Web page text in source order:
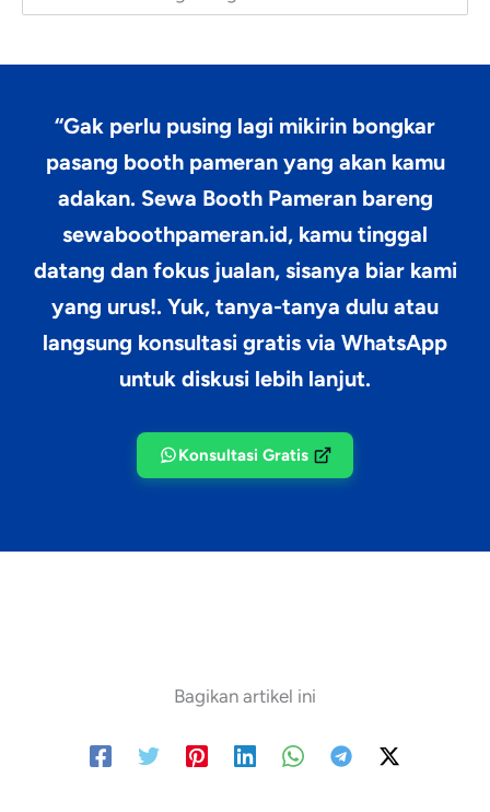
“Gak perlu pusing lagi mikirin bongkar
pasang booth pameran yang akan kamu
adakan. Sewa Booth Pameranbareng
sewaboothpameran.id, kamu tinggal
datang dan fokus jualan, sisanya biar kami
yang urus!. Yuk, tanya-tanya dulu atau
langsung konsultasi gratis via WhatsApp
untuk diskusi lebih lanjut.
Konsultasi Gratis
Bagikan artikel ini